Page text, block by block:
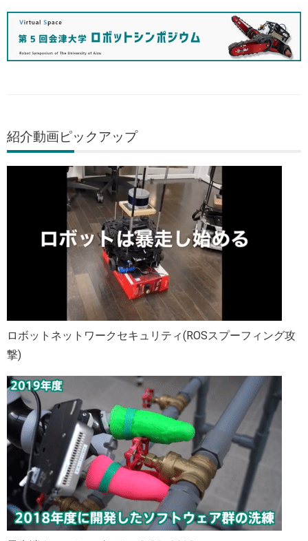
紹介動画ピックアップ
ロボットネットワークセキュリティ(ROSスプーフィング攻
撃)